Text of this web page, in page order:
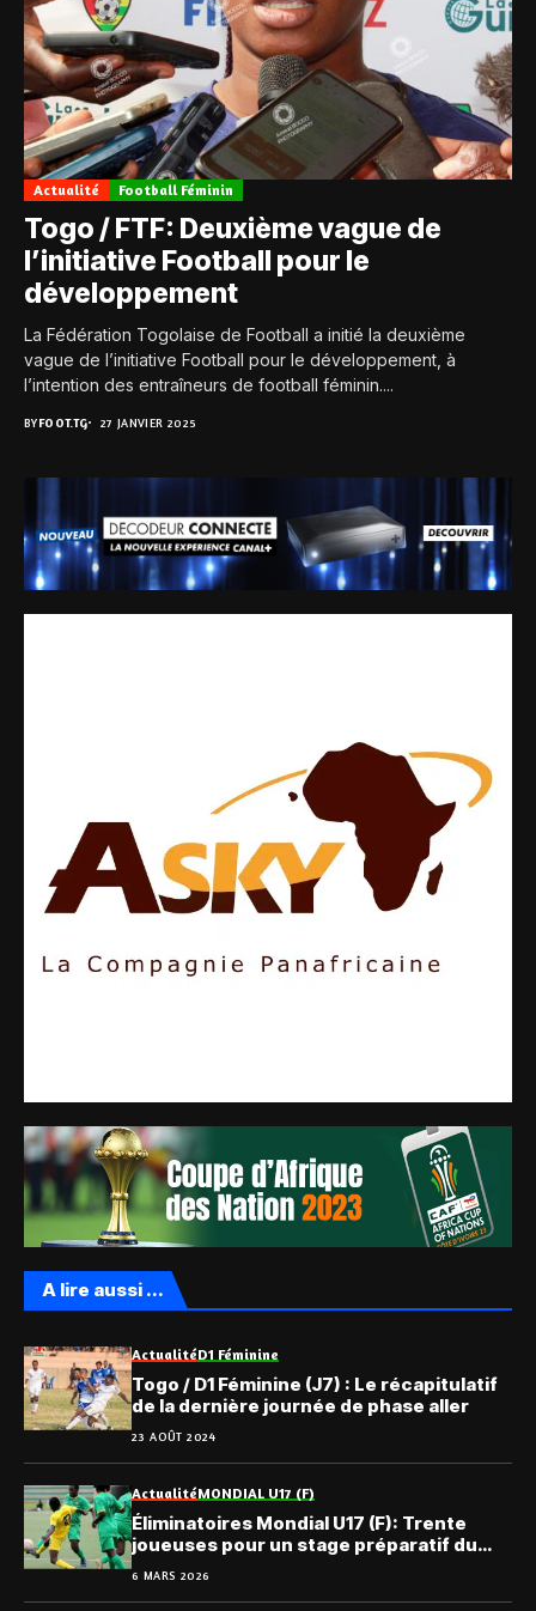
Actualité Football Féminin
Togo / FTF: Deuxième vague de
l’initiative Football pour le
développement
La Fédération Togolaise de Football a initié la deuxième
vague de l’initiative Football pour le développement, à
l’intention des entraîneurs de football féminin....
BYFOOT.TG 27 JANVIER 2025
A lire aussi ...
ActualitéD1 Féminine
Togo / D1 Féminine (J7) : Le récapitulatif
de la dernière journée de phase aller
23 AOÛT 2024
ActualitéMONDIAL U17 (F)
Éliminatoires Mondial U17 (F): Trente
joueuses pour un stage préparatif du
6 MARS 2026